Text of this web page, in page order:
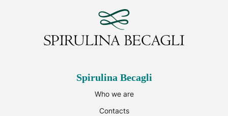
Spirulina Becagli
Who we are
Contacts